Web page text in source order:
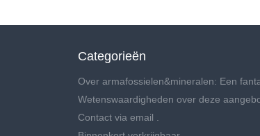
Categorieën
Over armafossielen&mineralen: Een
Wetenswaardigheden over deze
Contact via email .